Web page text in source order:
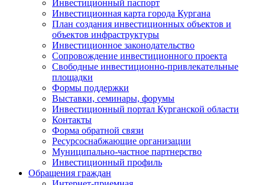
Инвестиционный паспорт
Инвестиционная карта города Кургана
План создания инвестиционных объектов и
объектов инфраструктуры
Инвестиционное законодательство
Сопровождение инвестиционного проекта
Свободные инвестиционно-привлекательные
площадки
Формы поддержки
Выставки, семинары, форумы
Инвестиционный портал Курганской области
Контакты
Форма обратной связи
Ресурсоснабжающие организации
Муниципально-частное партнерство
Инвестиционный профиль
Обращения граждан